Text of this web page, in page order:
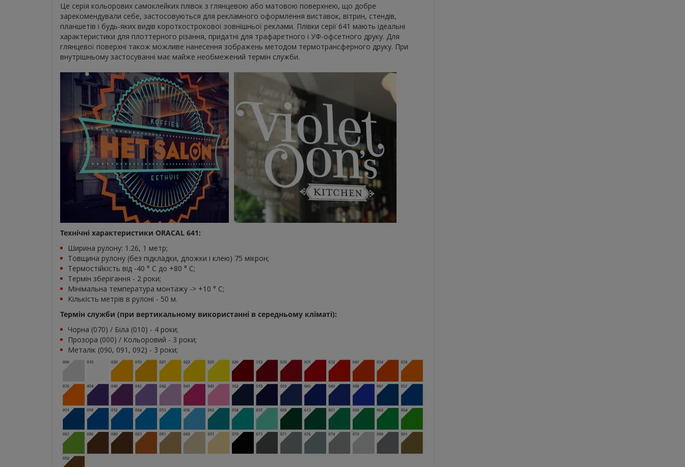
Це серія кольорових самоклейких плівок з глянцевою або матовою поверхнею, що добре
зарекомендували себе, застосовуються для рекламного оформлення виставок, вітрин, стендів,
планшетів і будь-яких видів короткострокової зовнішньої реклами. Плівки серії 641 мають ідеальні
характеристики для плоттерного різання, придатні для трафаретного і УФ-офсетного друку. Для
глянцевої поверхні також можливе нанесення зображень методом термотрансферного друку. При
внутрішньому застосуванні має майже необмежений термін служби.
Технічні характеристики ORACAL 641:
Ширина рулону: 1.26, 1 метр;
Товщина рулону (без підкладки, дложки і клею) 75 мікрон;
Термостійкість від -40 ° C до +80 ° С;
Термін зберігання - 2 роки;
Мінімальна температура монтажу -> +10 ° С;
Кількість метрів в рулоні - 50 м.
Термін служби (при вертикальному використанні в середньому кліматі):
Чорна (070) / Біла (010) - 4 роки;
Прозора (000) / Кольоровий - 3 роки;
Металік (090, 091, 092) - 3 роки;